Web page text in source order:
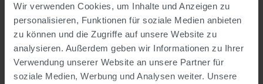
Wir verwenden Cookies, um Inhalte und Anzeigen zu
personalisieren, Funktionen für soziale Medien anbieten
zu können und die Zugriffe auf unsere Website zu
analysieren. Außerdem geben wir Informationen zu Ihrer
Verwendung unserer Website an unsere Partner für
soziale Medien, Werbung und Analysen weiter. Unsere
Datenschutz